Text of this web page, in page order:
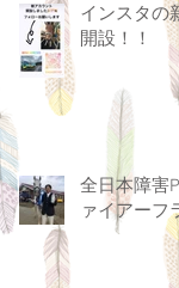
インスタの
開設！！
全日本障害
ァイアーフ